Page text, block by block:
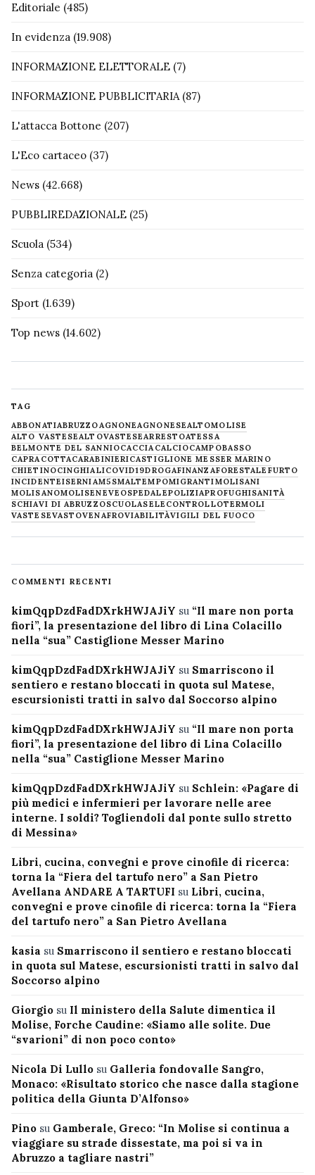
Editoriale (485)
In evidenza (19.908)
INFORMAZIONE ELETTORALE (7)
INFORMAZIONE PUBBLICITARIA(87)
L'attacca Bottone (207)
L'Eco cartaceo (37)
News (42.668)
PUBBLIREDAZIONALE (25)
Scuola (534)
Senza categoria (2)
Sport (1.639)
Top news (14.602)
TAG
ABBONATIABRUZZOAGNONEAGNONESEALTOMOLISE
ALTO VASTESEALTOVASTESEARRESTOATESSA
BELMONTE DEL SANNIOCACCIACALCIOCAMPOBASSO
CAPRACOTTACARABINIERICASTIGLIONE MESSER MARINO
CHIETINOCINGHIALICOVID19DROGAFINANZAFORESTALE FURTO
INCIDENTEISERNIAM5SMALTEMPOMIGRANTIMOLISANI
MOLISANOMOLISENEVE OSPEDALEPOLIZIAPROFUGHISANITÀ
SCHIAVI DI ABRUZZOSCUOLASELECONTROLLOTERMOLI
VASTESEVASTOVENAFROVIABILITÀVIGILI DEL FUOCO
COMMENTI RECENTI
kimQqpDzdFadDXrkHWJAJiY su “Il mare non porta
fiori”, la presentazione del libro di Lina Colacillo
nella “sua” Castiglione Messer Marino
kimQqpDzdFadDXrkHWJAJiY su Smarriscono il
sentiero e restano bloccati in quota sul Matese,
escursionisti tratti in salvo dal Soccorso alpino
kimQqpDzdFadDXrkHWJAJiY su “Il mare non porta
fiori”, la presentazione del libro di Lina Colacillo
nella “sua” Castiglione Messer Marino
kimQqpDzdFadDXrkHWJAJiY su Schlein: «Pagare di
più medici e infermieri per lavorare nelle aree
interne. I soldi? Togliendoli dal ponte sullo stretto
di Messina»
Libri, cucina, convegni e prove cinofile di ricerca:
torna la “Fiera del tartufo nero” a San Pietro
Avellana ANDARE A TARTUFI su Libri, cucina,
convegni e prove cinofile di ricerca: torna la “Fiera
del tartufo nero” a San Pietro Avellana
kasia su Smarriscono il sentiero e restano bloccati
in quota sul Matese, escursionisti tratti in salvo dal
Soccorso alpino
Giorgio su Il ministero della Salute dimentica il
Molise, Forche Caudine: «Siamo alle solite. Due
“svarioni” di non poco conto»
Nicola Di Lullo su Galleria fondovalle Sangro,
Monaco: «Risultato storico che nasce dalla stagione
politica della Giunta D’Alfonso»
Pino su Gamberale, Greco: “In Molise si continua a
viaggiare su strade dissestate, ma poi si va in
Abruzzo a tagliare nastri”